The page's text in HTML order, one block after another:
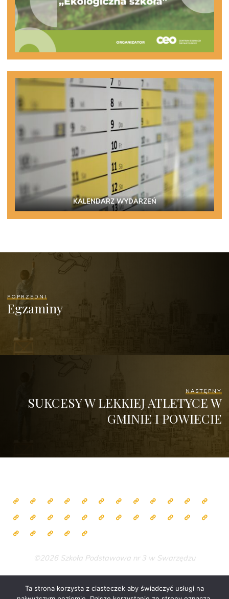
KALENDARZ WYDARZEŃ
POPRZEDNI
Egzaminy
NASTĘPNY
SUKCESY W LEKKIEJ ATLETYCE W
GMINIE I POWIECIE
©2026 Szkoła Podstawowa nr 3 w Swarzędzu
Ta strona korzysta z ciasteczek aby świadczyć usługi na